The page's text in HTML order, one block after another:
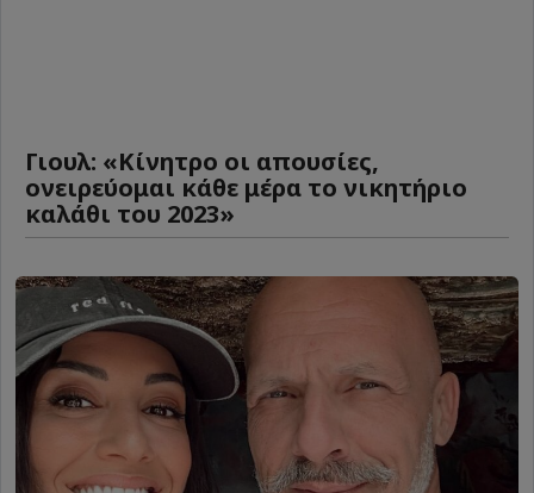
Γιουλ: «Κίνητρο οι απουσίες,
ονειρεύομαι κάθε μέρα το νικητήριο
καλάθι του 2023»